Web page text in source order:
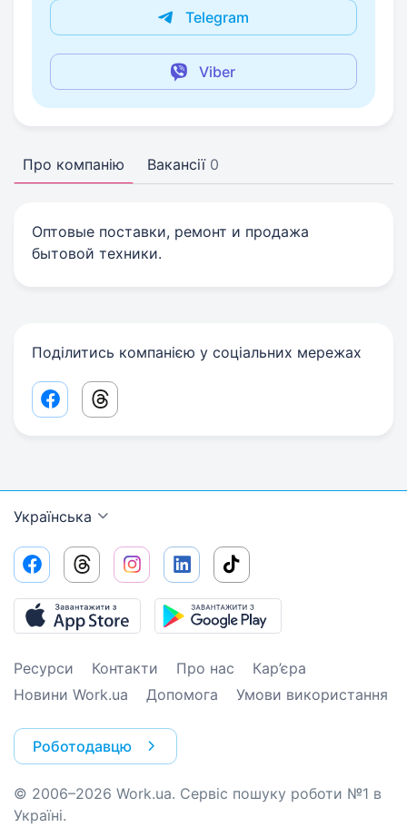
Telegram
Viber
Про компанію Вакансії 0
Оптовые поставки, ремонт и продажа
бытовой техники.
Поділитись компанією у соціальних мережах
Facebook share link
Threads share link
Українська
Ресурси Контакти Про нас
Кар’єра
Новини Work.ua
Допомога Умови використання
Роботодавцю
© 2006–2026 Work.ua. Сервіс пошуку роботи №1 в
Україні.